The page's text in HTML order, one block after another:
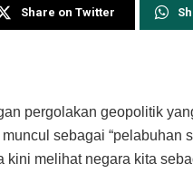
Share on Twitter
pergolakan geopolitik
sebagai “pelabuhan
kini melihat negara kita